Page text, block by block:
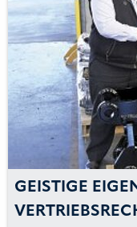
GEISTIGE